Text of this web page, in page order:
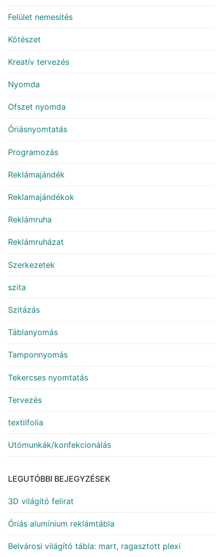
Felület nemesítés
Kötészet
Kreatív tervezés
Nyomda
Ofszet nyomda
Óriásnyomtatás
Programozás
Reklámajándék
Reklamajándékok
Reklámruha
Reklámruházat
Szerkezetek
szita
Szitázás
Táblanyomás
Tamponnyomás
Tekercses nyomtatás
Tervezés
textilfolia
Utómunkák/konfekcionálás
LEGUTÓBBI BEJEGYZÉSEK
3D világító felirat
Óriás alumínium reklámtábla
Belvárosi világító tábla: mart, ragasztott plexi